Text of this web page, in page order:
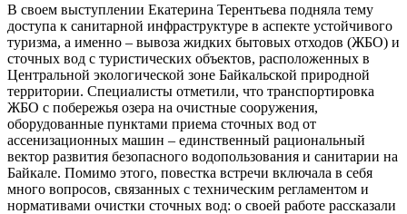
В своем выступлении Екатерина Терентьева подняла тему
доступа к санитарной инфраструктуре в аспекте устойчивого
туризма, а именно – вывоза жидких бытовых отходов (ЖБО) и
сточных вод с туристических объектов, расположенных в
Центральной экологической зоне Байкальской природной
территории. Специалисты отметили, что транспортировка
ЖБО с побережья озера на очистные сооружения,
оборудованные пунктами приема сточных вод от
ассенизационных машин – единственный рациональный
вектор развития безопасного водопользования и санитарии на
Байкале. Помимо этого, повестка встречи включала в себя
много вопросов, связанных с техническим регламентом и
нормативами очистки сточных вод: о своей работе рассказали